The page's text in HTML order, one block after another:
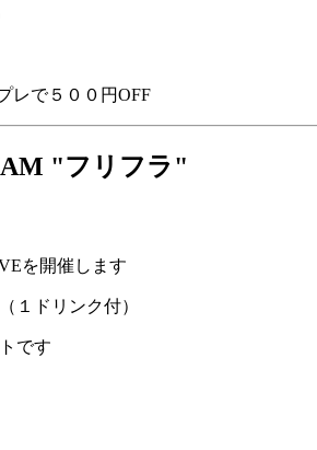
レで５００円OFF
"フリフラ"
を開催します
１ドリンク付）
です